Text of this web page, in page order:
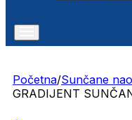
Početna/Sunčane
GRADIJENT